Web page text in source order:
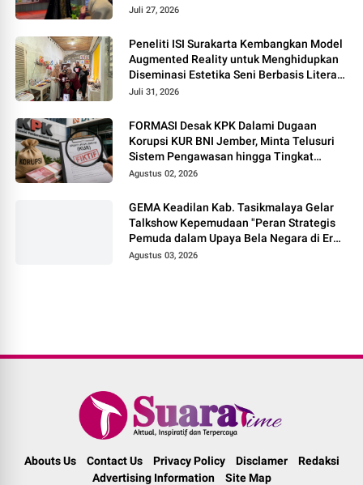
Speaking
Juli 27, 2026
Peneliti ISI Surakarta Kembangkan Model
Augmented Reality untuk Menghidupkan
Diseminasi Estetika Seni Berbasis Literasi
Budaya Berkelanjutan
Juli 31, 2026
FORMASI Desak KPK Dalami Dugaan
Korupsi KUR BNI Jember, Minta Telusuri
Sistem Pengawasan hingga Tingkat
Direksi
Agustus 02, 2026
GEMA Keadilan Kab. Tasikmalaya Gelar
Talkshow Kepemudaan "Peran Strategis
Pemuda dalam Upaya Bela Negara di Era
Post-Truth"
Agustus 03, 2026
Abouts Us Contact Us Privacy Policy Disclamer
Redaksi
Advertising Information
Site Map